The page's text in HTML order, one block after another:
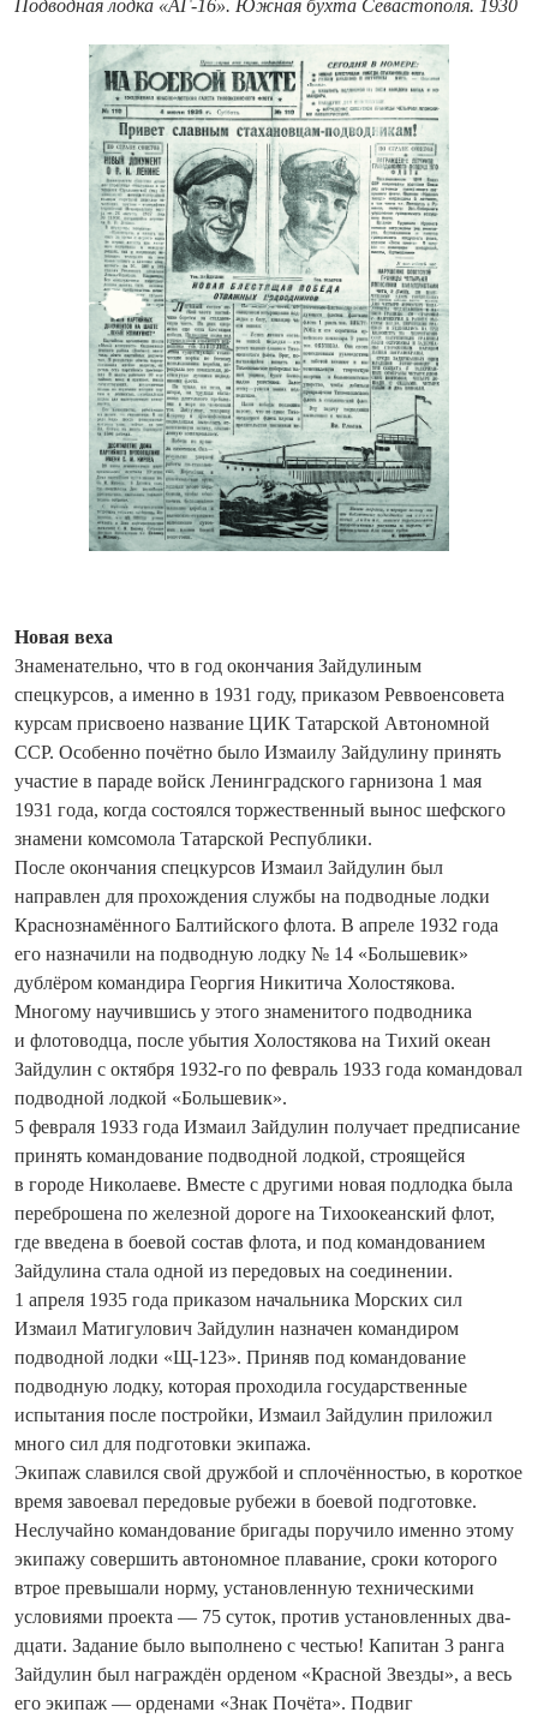
Подводная лодка «АГ-16». Южная бухта Севастополя. 1930
Новая веха
Знаменательно, что в год окончания Зайдулиным
спецкурсов, а именно в 1931 году, приказом Реввоенсовета
курсам присвоено название ЦИК Татарской Автономной
ССР. Особенно почётно было Измаилу Зайдулину принять
участие в параде ­войск Ленинградского гарнизона 1 мая
1931 года, когда состоялся торжественный вынос шефского
знамени комсомола Татарской Респуб­лики.
После окончания спецкурсов Измаил Зайдулин был
направлен для прохождения службы на подводные лодки
Краснознамённого Балтийского флота. В апреле 1932 года
его назначили на подводную лодку № 14 «Большевик»
дублёром командира Георгия Никитича Холостякова.
Многому научившись у этого знаменитого подводника
и флотоводца, после убытия Холостякова на Тихий океан
Зайдулин с октября 1932-го по февраль 1933 года командовал
подводной лодкой «Большевик».
5 февраля 1933 года Измаил Зайдулин получает предписание
принять командование подводной лодкой, строящейся
в городе Николаеве. Вместе с другими новая подлодка была
переброшена по железной дороге на Тихоокеанский флот,
где введена в боевой состав флота, и под командованием
Зай­дулина стала одной из передовых на соединении.
1 апреля 1935 года приказом начальника Морских сил
Измаил Матигулович Зайдулин назначен командиром
подводной лодки «Щ-123». Приняв под командование
подводную лодку, которая проходила государственные
испытания после постройки, Измаил Зайдулин приложил
много сил для подготовки экипажа.
Экипаж славился свой дружбой и сплочённостью, в короткое
время завоевал передовые рубежи в боевой подготовке.
Неслучайно командование бригады поручило именно этому
экипажу совершить автономное плавание, сроки которого
втрое превышали норму, установленную техническими
условиями проекта — 75 су­ток, против установленных два­
дцати. Задание было выполнено с честью! Капитан 3 ранга
Зай­дулин был награждён орденом «Красной Звезды», а весь
его экипаж — орденами «Знак Почёта». Подвиг